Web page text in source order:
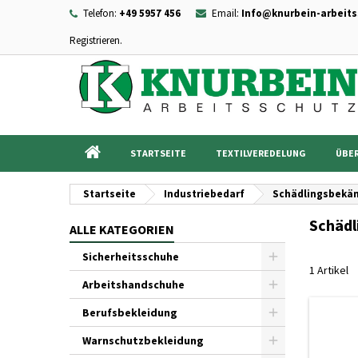
Telefon: +49 5957 456 Email: Info@knurbein-
Registrieren.
STARTSEITE TEXTILVEREDELUNG
Startseite Industriebedarf
ALLE KATEGORIEN
Sicherheitsschuhe
Arbeitshandschuhe
Berufsbekleidung
Warnschutzbekleidung
1 Artikel
add_circle_outline